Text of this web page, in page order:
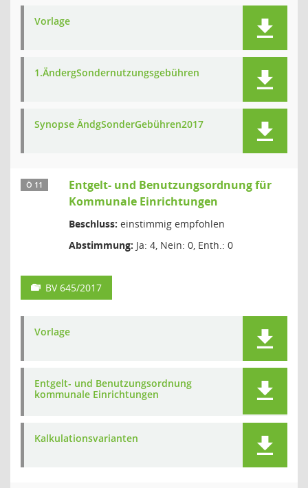
Vorlage
1.ÄndergSondernutzungsgebühren
Synopse ÄndgSonderGebühren2017
Ö 11
Entgelt- und Benutzungsordnung für
Kommunale Einrichtungen
Beschluss: einstimmig empfohlen
Abstimmung: Ja: 4, Nein: 0, Enth.: 0
BV 645/2017
Vorlage
Entgelt- und Benutzungsordnung
kommunale Einrichtungen
Kalkulationsvarianten